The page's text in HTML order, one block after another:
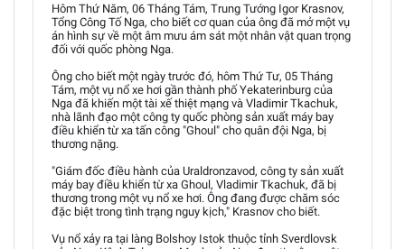
Hôm Thứ Năm, 06 Tháng Tám, Trung Tướng Igor Krasnov,
Tổng Công Tố Nga, cho biết cơ quan của ông đã mở một vụ
án hình sự về một âm mưu ám sát một nhân vật quan trọng
đối với quốc phòng Nga.
Ông cho biết một ngày trước đó, hôm Thứ Tư, 05 Tháng
Tám, một vụ nổ xe hơi gần thành phố Yekaterinburg của
Nga đã khiến một tài xế thiệt mạng và Vladimir Tkachuk,
nhà lãnh đạo một công ty quốc phòng sản xuất máy bay
điều khiển từ xa tấn công "Ghoul" cho quân đội Nga, bị
thương nặng.
"Giám đốc điều hành của Uraldronzavod, công ty sản xuất
máy bay điều khiển từ xa Ghoul, Vladimir Tkachuk, đã bị
thương trong một vụ nổ xe hơi. Ông đang được chăm sóc
đặc biệt trong tình trạng nguy kịch," Krasnov cho biết.
Vụ nổ xảy ra tại làng Bolshoy Istok thuộc tỉnh Sverdlovsk